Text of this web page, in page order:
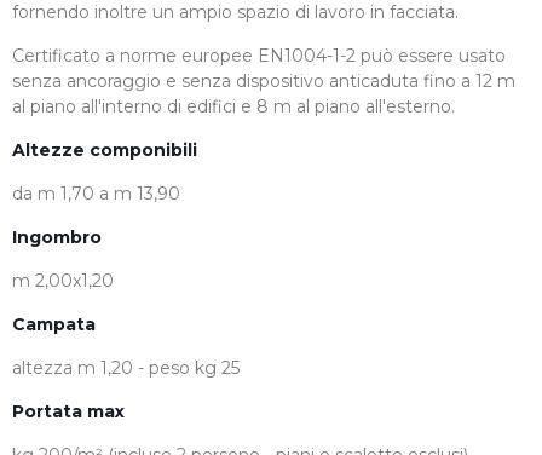
fornendo inoltre un ampio spazio di lavoro in facciata.
Certificato a norme europee EN1004-1-2 può essere usato
senza ancoraggio e senza dispositivo anticaduta fino a 12 m
al piano all'interno di edifici e 8 m al piano all'esterno.
Altezze componibili
da m 1,70 a m 13,90
Ingombro
m 2,00x1,20
Campata
altezza m 1,20 - peso kg 25
Portata max